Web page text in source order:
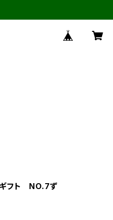
フト NO.7ず